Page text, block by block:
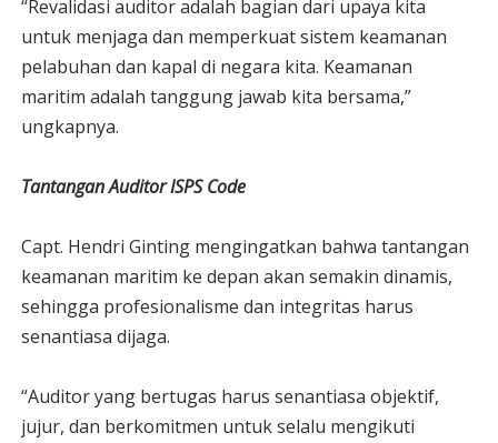
“Revalidasi auditor adalah bagian dari upaya kita
untuk menjaga dan memperkuat sistem keamanan
pelabuhan dan kapal di negara kita. Keamanan
maritim adalah tanggung jawab kita bersama,”
ungkapnya.
Tantangan Auditor ISPS Code
Capt. Hendri Ginting mengingatkan bahwa tantangan
keamanan maritim ke depan akan semakin dinamis,
sehingga profesionalisme dan integritas harus
senantiasa dijaga.
“Auditor yang bertugas harus senantiasa objektif,
jujur, dan berkomitmen untuk selalu mengikuti